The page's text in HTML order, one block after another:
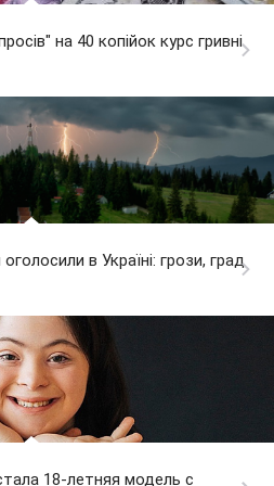
на 40 копійок курс гривні
в Україні: грози, град
18-летняя модель с